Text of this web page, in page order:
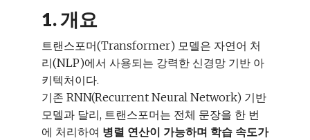
1. 개요
트랜스포머(Transformer) 모델은 자연어 처
리(NLP)에서 사용되는 강력한 신경망 기반 아
키텍처이다.
기존 RNN(Recurrent Neural Network) 기반
모델과 달리, 트랜스포머는 전체 문장을 한 번
에 처리하여 병렬 연산이 가능하며 학습 속도가